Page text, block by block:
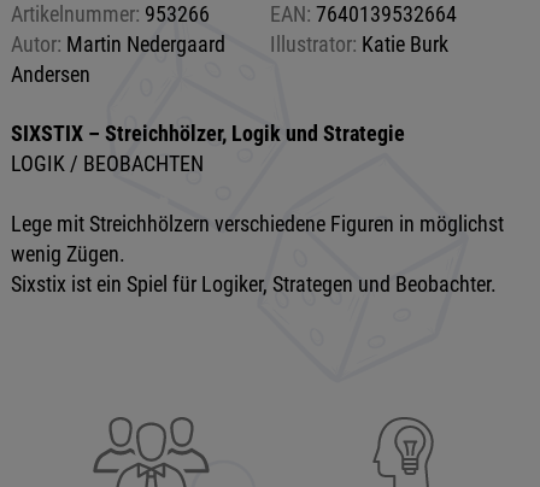
Artikelnummer: 953266 EAN: 7640139532664
Autor: Martin Nedergaard
Andersen
Illustrator: Katie Burk
SIXSTIX – Streichhölzer, Logik und Strategie
LOGIK / BEOBACHTEN
Lege mit Streichhölzern verschiedene Figuren in möglichst
wenig Zügen.
Sixstix ist ein Spiel für Logiker, Strategen und Beobachter.